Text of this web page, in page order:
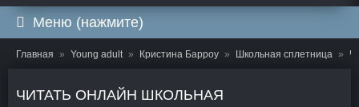
Меню (нажмите)
Главная Young adult Кристина Барроу Школьная сплетница
ЧИТАТЬ ОНЛАЙН ШКОЛЬНАЯ